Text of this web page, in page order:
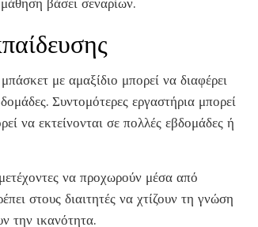
με αμαξίδιο μπορεί να διαφέρει
Συντομότερες εργαστήρια μπορεί
να εκτείνονται σε πολλές εβδομάδες ή
να προχωρούν μέσα από
στους διαιτητές να χτίζουν τη γνώση
την ικανότητα.